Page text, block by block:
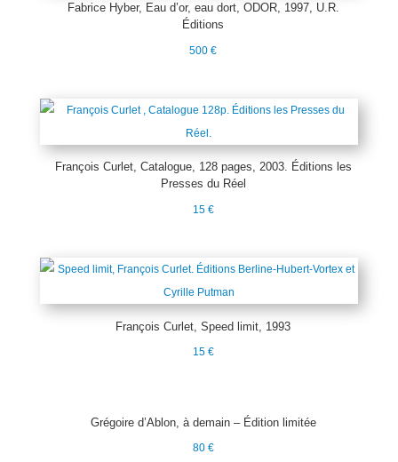
Fabrice Hyber, Eau d’or, eau dort, ODOR, 1997, U.R.
Éditions
500€
François Curlet, Catalogue, 128 pages, 2003. Éditions les
Presses du Réel
15 €
François Curlet, Speed limit, 1993
15 €
Grégoire d’Ablon, à demain – Édition limitée
80 €